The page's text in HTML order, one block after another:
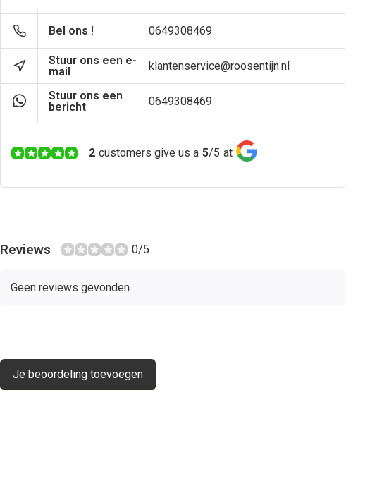
Bel ons ! 0649308469
Stuur ons een e-
mail
klantenservice@roosentijn.nl
Stuur ons een
bericht
0649308469
2 customers give us a 5/5 at
Reviews 0/5
Geen reviews gevonden
Je beoordeling toevoegen